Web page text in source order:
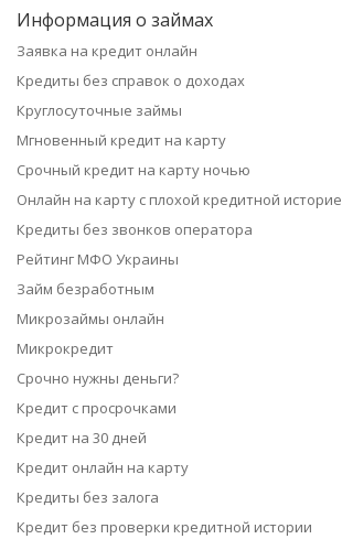
Информация о займах
Заявка на кредит онлайн
Кредиты без справок о доходах
Круглосуточные займы
Мгновенный кредит на карту
Срочный кредит на карту ночью
Онлайн на карту с плохой кредитной
Кредиты без звонков оператора
Рейтинг МФО Украины
Займ безработным
Микрозаймы онлайн
Микрокредит
Срочно нужны деньги?
Кредит с просрочками
Кредит на 30 дней
Кредит онлайн на карту
Кредиты без залога
Кредит без проверки кредитной истории